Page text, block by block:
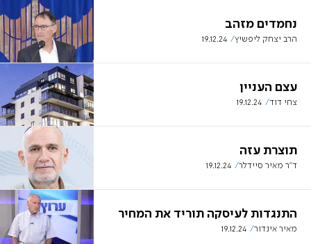
נחמדים מזהב
הרב יצחק ליפשיץ 19.12.24
עצם העניין
צחי דוד 19.12.24
תוצרת עזה
ד"ר מאיר סיידלר 19.12.24
התנגדות לעיסקה תוריד את המחיר
מאיר אינדור 19.12.24